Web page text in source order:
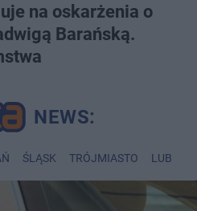
na oskarżenia o
Barańską.
ŚLĄSK TRÓJMIASTO LUBLIN